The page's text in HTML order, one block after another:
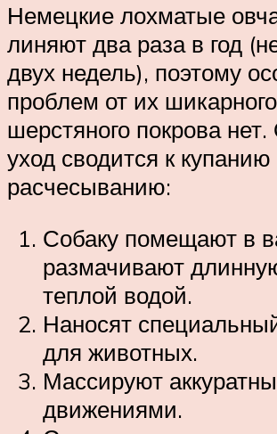
Немецкие лохматые
линяют два раза в год
двух недель), поэтому
проблем от их шикарного
шерстяного покрова
уход сводится к купанию
расчесыванию:
Собаку помещают в
размачивают
теплой водой.
Наносят
для животных.
Массируют
движениями.